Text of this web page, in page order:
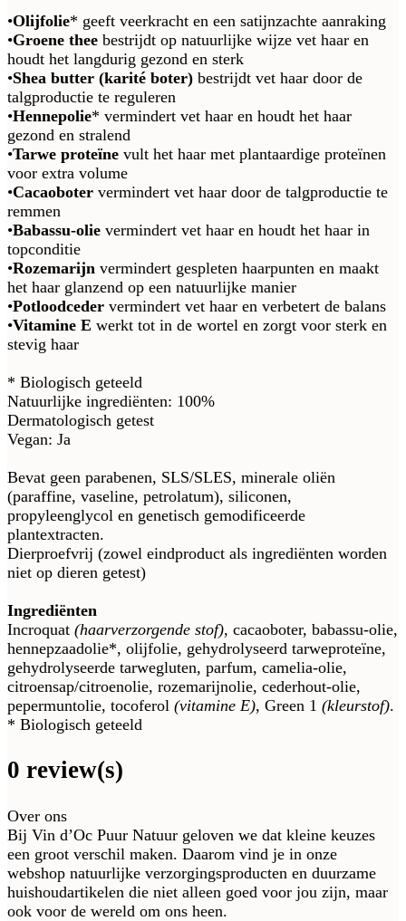
•Olijfolie* geeft veerkracht en een satijnzachte aanraking
•Groene thee bestrijdt op natuurlijke wijze vet haar en
houdt het langdurig gezond en sterk
•Shea butter (karité boter) bestrijdt vet haar door de
talgproductie te reguleren
•Hennepolie* vermindert vet haar en houdt het haar
gezond en stralend
•Tarwe proteïne vult het haar met plantaardige proteïnen
voor extra volume
•Cacaoboter vermindert vet haar door de talgproductie te
remmen
•Babassu-olie vermindert vet haar en houdt het haar in
topconditie
•Rozemarijn vermindert gespleten haarpunten en maakt
het haar glanzend op een natuurlijke manier
•Potloodceder vermindert vet haar en verbetert de balans
•Vitamine E werkt tot in de wortel en zorgt voor sterk en
stevig haar
* Biologisch geteeld
Natuurlijke ingrediënten: 100%
Dermatologisch getest
Vegan: Ja
Bevat geen parabenen, SLS/SLES, minerale oliën
(paraffine, vaseline, petrolatum), siliconen,
propyleenglycol en genetisch gemodificeerde
plantextracten.
Dierproefvrij (zowel eindproduct als ingrediënten worden
niet op dieren getest)
Ingrediënten
Incroquat (haarverzorgende stof), cacaoboter, babassu-olie,
hennepzaadolie*, olijfolie, gehydrolyseerd tarweproteïne,
gehydrolyseerde tarwegluten, parfum, camelia-olie,
citroensap/citroenolie, rozemarijnolie, cederhout-olie,
pepermuntolie, tocoferol (vitamine E), Green 1 (kleurstof).
* Biologisch geteeld
0 review(s)
Over ons
Bij Vin d’Oc Puur Natuur geloven we dat kleine keuzes
een groot verschil maken. Daarom vind je in onze
webshop natuurlijke verzorgingsproducten en duurzame
huishoudartikelen die niet alleen goed voor jou zijn, maar
ook voor de wereld om ons heen.